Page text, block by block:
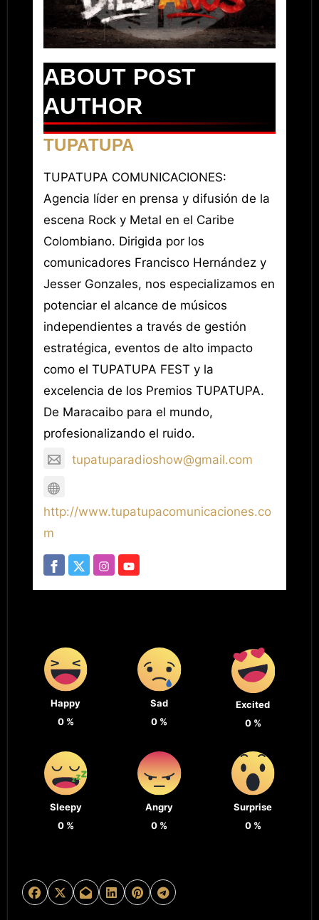
ABOUT POST
AUTHOR
TUPATUPA
TUPATUPA COMUNICACIONES:
Agencia líder en prensa y difusión de la
escena Rock y Metal en el Caribe
Colombiano. Dirigida por los
comunicadores Francisco Hernández y
Jesser Gonzales, nos especializamos en
potenciar el alcance de músicos
independientes a través de gestión
estratégica, eventos de alto impacto
como el TUPATUPA FEST y la
excelencia de los Premios TUPATUPA.
De Maracaibo para el mundo,
profesionalizando el ruido.
tupatuparadioshow@gmail.com
http://www.tupatupacomunicaciones.co
m
Happy
0%
Sad
0 %
Excited
0%
Sleepy
0%
Angry
0 %
Surprise
0%